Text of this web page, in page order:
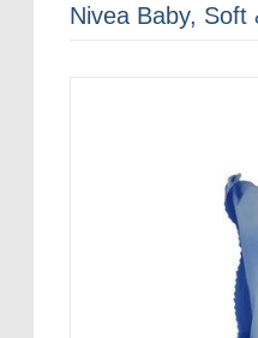
sandėlyje
ir
kosmetika
Nivea Baby, Soft